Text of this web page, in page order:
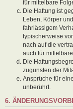
für mittelbare
Die Haftung ist
Leben, Körper
fahrlässigem
typischerweise
nach auf die
auch für
Die
zugunsten der
Ansprüche für
unberührt.
6.